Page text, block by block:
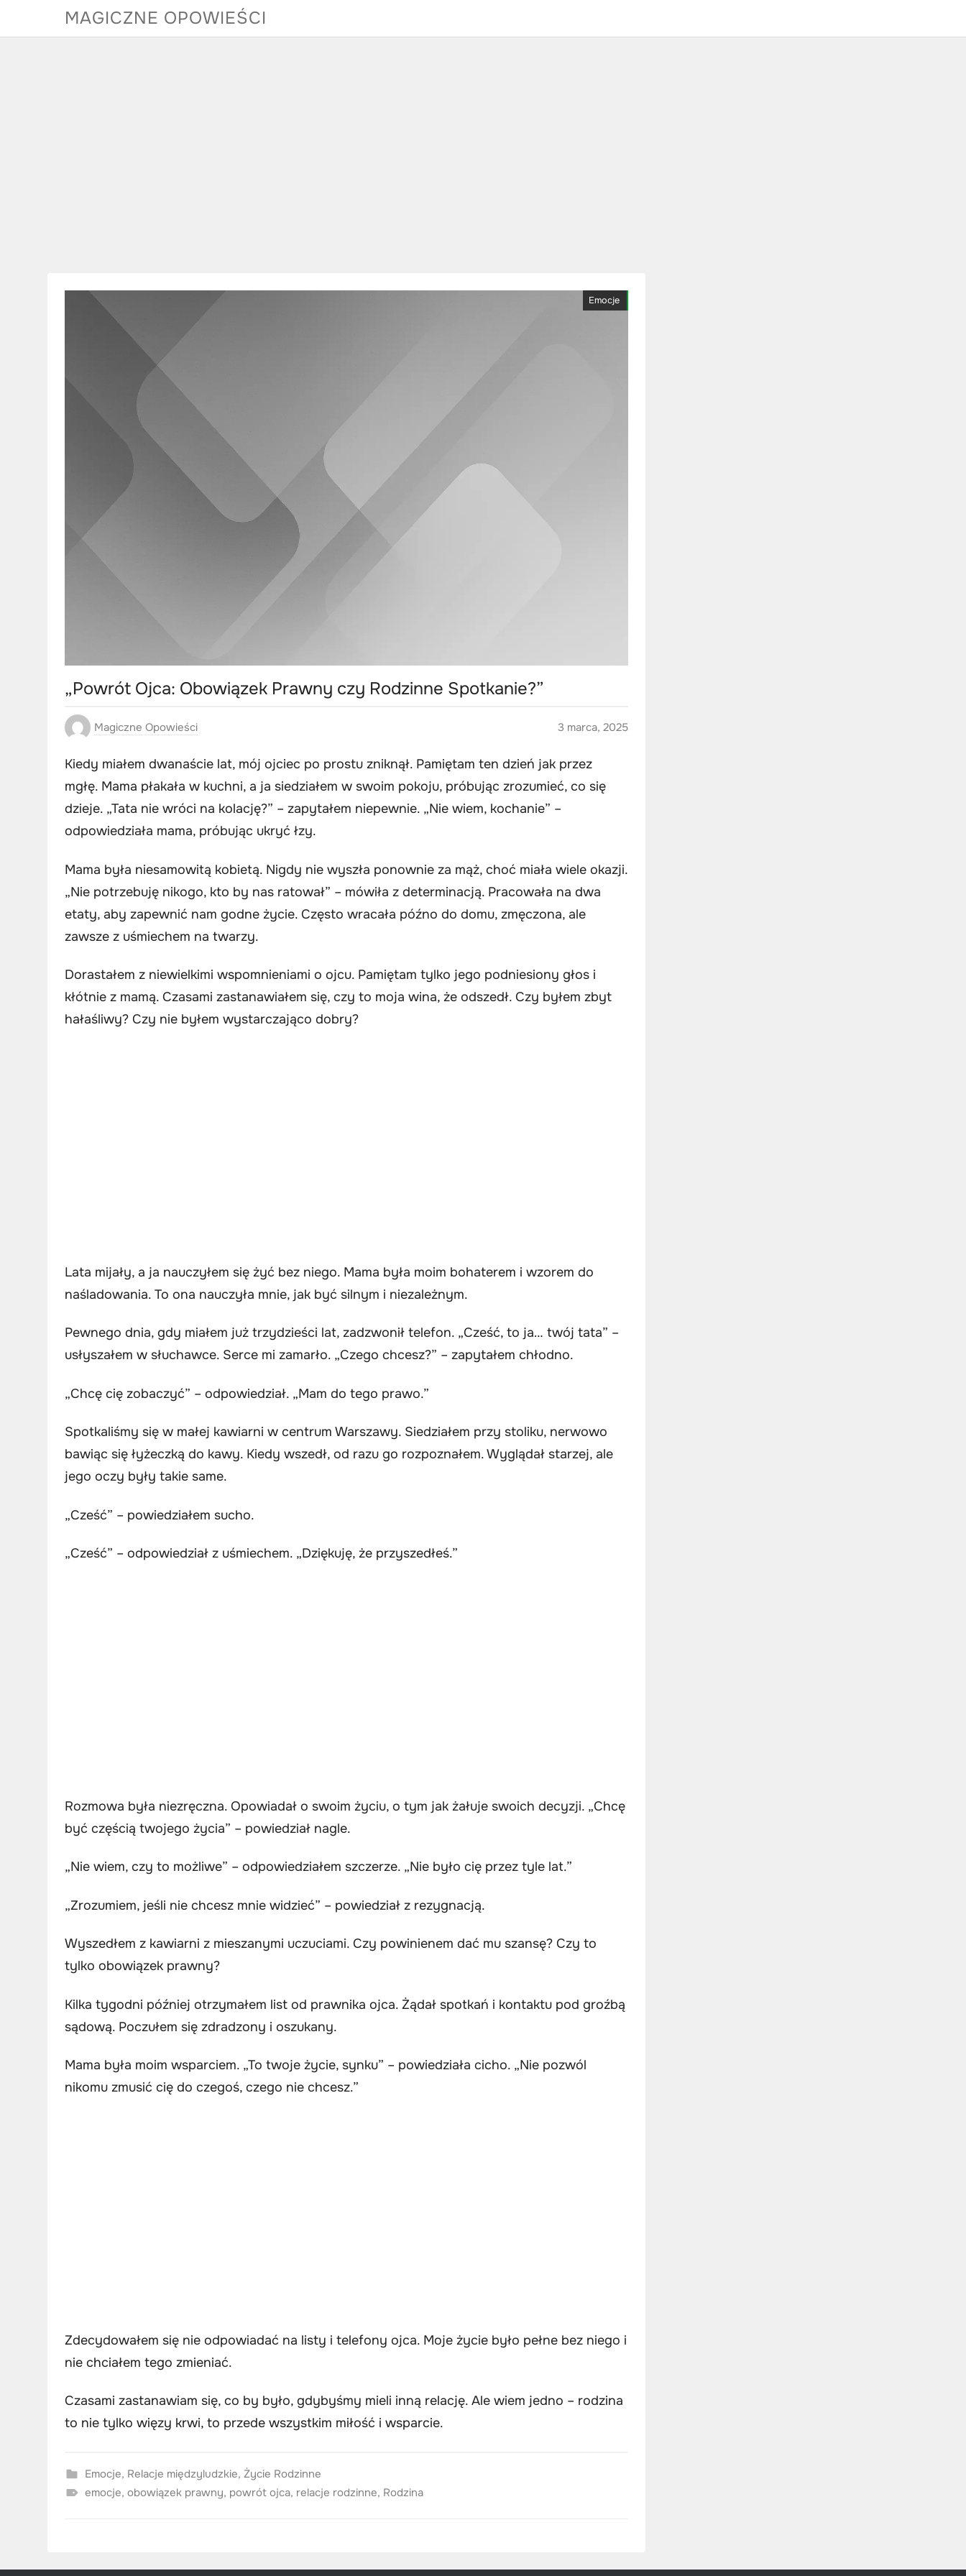
MAGICZNE OPOWIEŚCI
Emocje
„Powrót Ojca: Obowiązek Prawny czy Rodzinne Spotkanie?”
Magiczne Opowieści 3 marca, 2025
Kiedy miałem dwanaście lat, mój ojciec po prostu zniknął. Pamiętam ten dzień jak przez
mgłę. Mama płakała w kuchni, a ja siedziałem w swoim pokoju, próbując zrozumieć, co się
dzieje. „Tata nie wróci na kolację?” – zapytałem niepewnie. „Nie wiem, kochanie” –
odpowiedziała mama, próbując ukryć łzy.
Mama była niesamowitą kobietą. Nigdy nie wyszła ponownie za mąż, choć miała wiele okazji.
„Nie potrzebuję nikogo, kto by nas ratował” – mówiła z determinacją. Pracowała na dwa
etaty, aby zapewnić nam godne życie. Często wracała późno do domu, zmęczona, ale
zawsze z uśmiechem na twarzy.
Dorastałem z niewielkimi wspomnieniami o ojcu. Pamiętam tylko jego podniesiony głos i
kłótnie z mamą. Czasami zastanawiałem się, czy to moja wina, że odszedł. Czy byłem zbyt
hałaśliwy? Czy nie byłem wystarczająco dobry?
Lata mijały, a ja nauczyłem się żyć bez niego. Mama była moim bohaterem i wzorem do
naśladowania. To ona nauczyła mnie, jak być silnym i niezależnym.
Pewnego dnia, gdy miałem już trzydzieści lat, zadzwonił telefon. „Cześć, to ja… twój tata” –
usłyszałem w słuchawce. Serce mi zamarło. „Czego chcesz?” – zapytałem chłodno.
„Chcę cię zobaczyć” – odpowiedział. „Mam do tego prawo.”
Spotkaliśmy się w małej kawiarni w centrum Warszawy. Siedziałem przy stoliku, nerwowo
bawiąc się łyżeczką do kawy. Kiedy wszedł, od razu go rozpoznałem. Wyglądał starzej, ale
jego oczy były takie same.
„Cześć” – powiedziałem sucho.
„Cześć” – odpowiedział z uśmiechem. „Dziękuję, że przyszedłeś.”
Rozmowa była niezręczna. Opowiadał o swoim życiu, o tym jak żałuje swoich decyzji. „Chcę
być częścią twojego życia” – powiedział nagle.
„Nie wiem, czy to możliwe” – odpowiedziałem szczerze. „Nie było cię przez tyle lat.”
„Zrozumiem, jeśli nie chcesz mnie widzieć” – powiedział z rezygnacją.
Wyszedłem z kawiarni z mieszanymi uczuciami. Czy powinienem dać mu szansę? Czy to
tylko obowiązek prawny?
Kilka tygodni później otrzymałem list od prawnika ojca. Żądał spotkań i kontaktu pod groźbą
sądową. Poczułem się zdradzony i oszukany.
Mama była moim wsparciem. „To twoje życie, synku” – powiedziała cicho. „Nie pozwól
nikomu zmusić cię do czegoś, czego nie chcesz.”
Zdecydowałem się nie odpowiadać na listy i telefony ojca. Moje życie było pełne bez niego i
nie chciałem tego zmieniać.
Czasami zastanawiam się, co by było, gdybyśmy mieli inną relację. Ale wiem jedno – rodzina
to nie tylko więzy krwi, to przede wszystkim miłość i wsparcie.
Emocje, Relacje międzyludzkie, Życie Rodzinne
emocje, obowiązek prawny, powrót ojca, relacje rodzinne, Rodzina